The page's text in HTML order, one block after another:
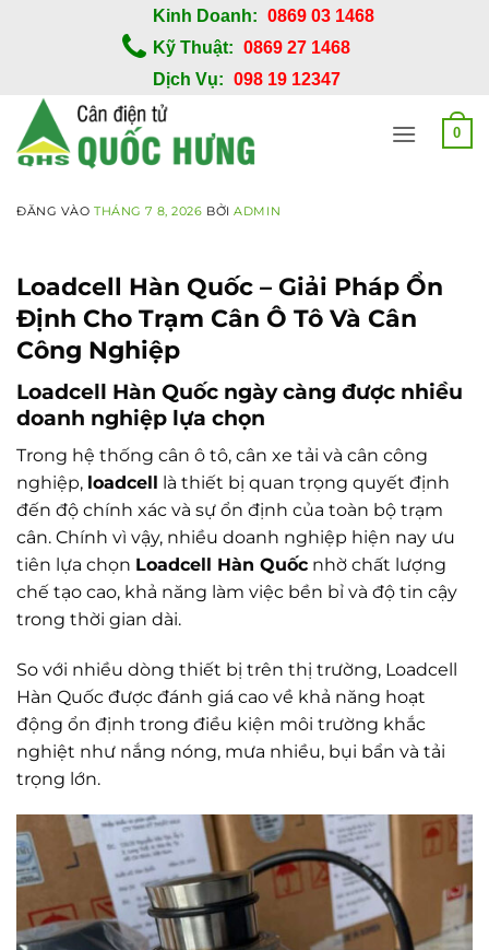
dung
Kinh Doanh: 0869 03 1468
Kỹ Thuật: 0869 27 1468
Dịch Vụ: 098 19 12347
0
ĐĂNG VÀOTHÁNG 7 8, 2026 BỞIADMIN
Loadcell Hàn Quốc – Giải Pháp Ổn
Định Cho Trạm Cân Ô Tô Và Cân
Công Nghiệp
Loadcell Hàn Quốc ngày càng được nhiều
doanh nghiệp lựa chọn
Trong hệ thống cân ô tô, cân xe tải và cân công
nghiệp, loadcell là thiết bị quan trọng quyết định
đến độ chính xác và sự ổn định của toàn bộ trạm
cân. Chính vì vậy, nhiều doanh nghiệp hiện nay ưu
tiên lựa chọn Loadcell Hàn Quốc nhờ chất lượng
chế tạo cao, khả năng làm việc bền bỉ và độ tin cậy
trong thời gian dài.
So với nhiều dòng thiết bị trên thị trường, Loadcell
Hàn Quốc được đánh giá cao về khả năng hoạt
động ổn định trong điều kiện môi trường khắc
nghiệt như nắng nóng, mưa nhiều, bụi bẩn và tải
trọng lớn.